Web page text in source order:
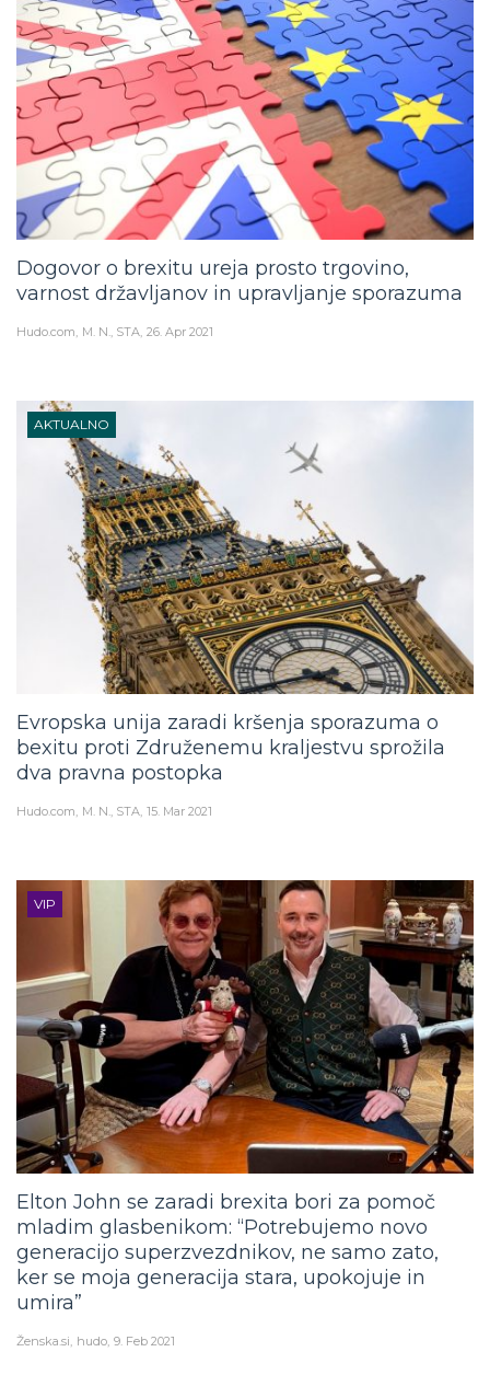
Dogovor o brexitu ureja prosto trgovino,
varnost državljanov in upravljanje sporazuma
Hudo.com M. N., STA 26. Apr 2021
AKTUALNO
Evropska unija zaradi kršenja sporazuma o
bexitu proti Združenemu kraljestvu sprožila
dva pravna postopka
Hudo.com M. N., STA 15. Mar 2021
VIP
Elton John se zaradi brexita bori za pomoč
mladim glasbenikom: “Potrebujemo novo
generacijo superzvezdnikov, ne samo zato,
ker se moja generacija stara, upokojuje in
umira”
Ženska.si hudo 9. Feb 2021